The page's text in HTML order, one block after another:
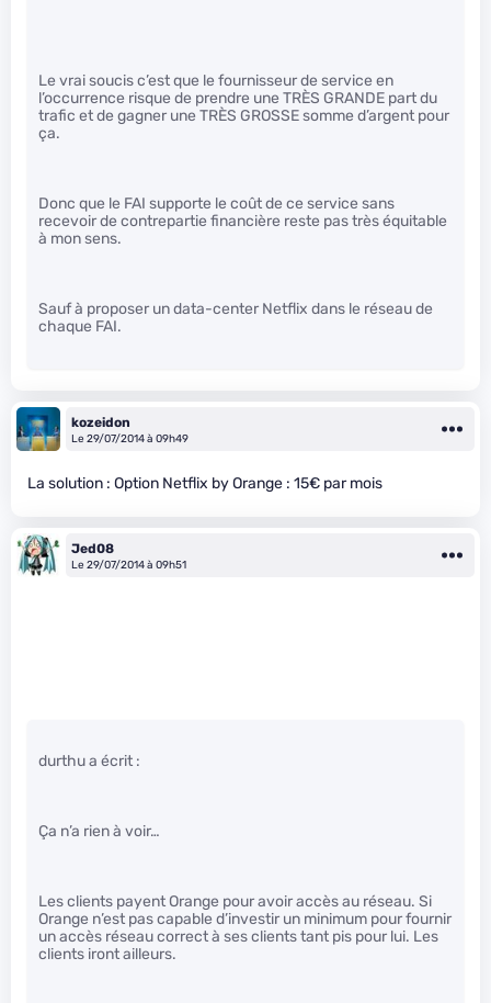
Le vrai soucis c’est que le fournisseur de service en
l’occurrence risque de prendre une TRÈS GRANDE part du
trafic et de gagner une TRÈS GROSSE somme d’argent pour
ça.
Donc que le FAI supporte le coût de ce service sans
recevoir de contrepartie financière reste pas très équitable
à mon sens.
Sauf à proposer un data-center Netflix dans le réseau de
chaque FAI.
kozeidon
Le 29/07/2014 à 09h49
La solution : Option Netflix by Orange : 15€ par mois
Jed08
Le 29/07/2014 à 09h51
durthu a écrit :
Ça n’a rien à voir…
Les clients payent Orange pour avoir accès au réseau. Si
Orange n’est pas capable d’investir un minimum pour fournir
un accès réseau correct à ses clients tant pis pour lui. Les
clients iront ailleurs.